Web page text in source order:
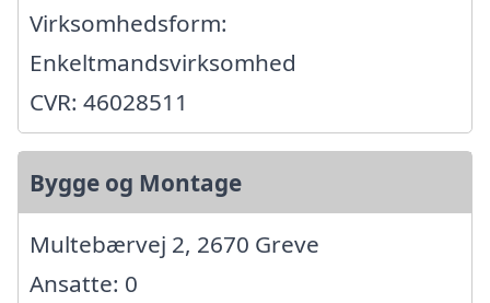
Virksomhedsform:
Enkeltmandsvirksomhed
CVR: 46028511
Bygge og Montage
Multebærvej 2, 2670 Greve
Ansatte: 0